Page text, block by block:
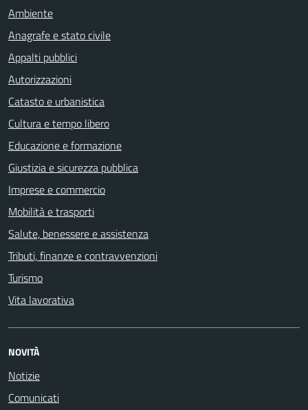
Ambiente
Anagrafe e stato civile
Appalti pubblici
Autorizzazioni
Catasto e urbanistica
Cultura e tempo libero
Educazione e formazione
Giustizia e sicurezza pubblica
Imprese e commercio
Mobilità e trasporti
Salute, benessere e assistenza
Tributi, finanze e contravvenzioni
Turismo
Vita lavorativa
NOVITÀ
Notizie
Comunicati